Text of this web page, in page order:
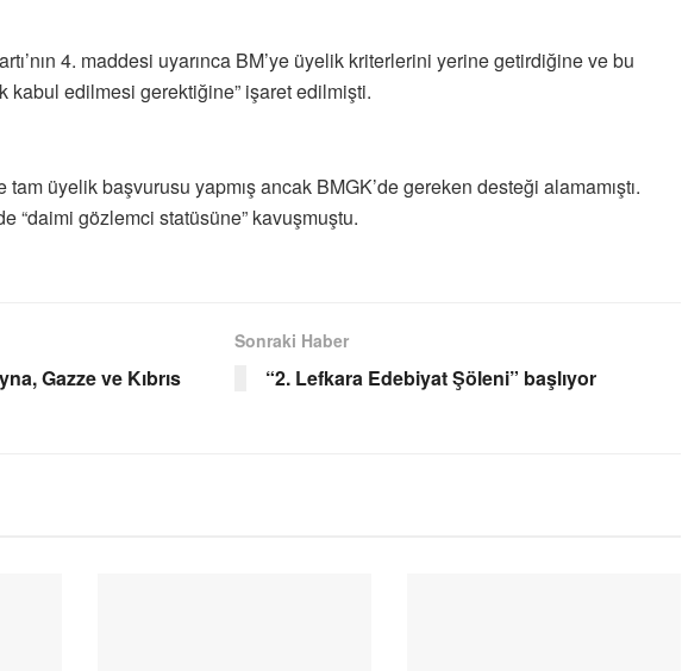
4. maddesi uyarınca BM’ye üyelik kriterlerini yerine getirdiğine ve bu
kabul edilmesi gerektiğine” işaret edilmişti.
tam üyelik başvurusu yapmış ancak BMGK’de gereken desteği alamamıştı.
“daimi gözlemci statüsüne” kavuşmuştu.
Gazze ve Kıbrıs
Sonraki Haber
“2. Lefkara Edebiyat Şöleni” başlıyor